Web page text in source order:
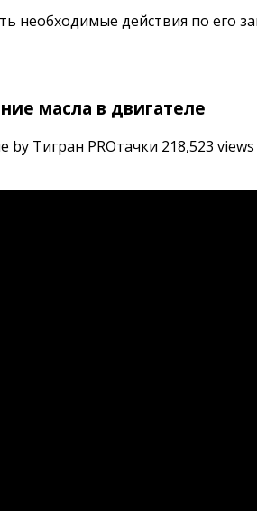
необходимые действия по его
масла в двигателе
Тигран PROтачки 218,523